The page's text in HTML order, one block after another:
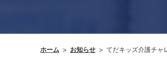
ホーム お知らせ てだキッズ介護チャ